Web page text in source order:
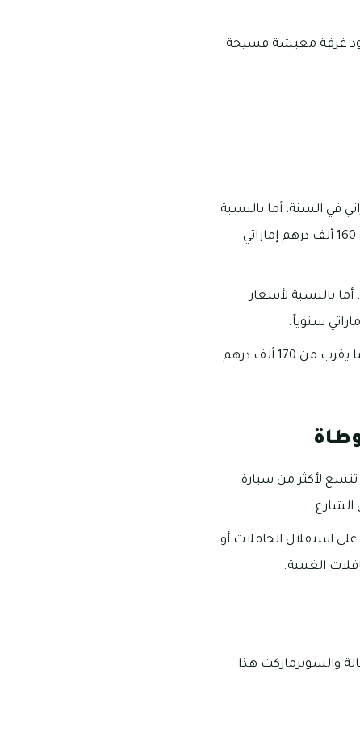
غرفة معيشة فسيحة
من أربعة غرف ما يقرب من 95 ألف درهم إماراتي في السنة، أما بالنسبة
لأسعار إيجارات الفلل الخمسة غرف فإن سعرها الاستئجاري يبلغ 105 ألف وتمتد لتصل إلى 160 ألف درهم إماراتي
ما يقرب من 115 ألف درهم إماراتي، أما بالنسبة لأسعار
تبدأ أسعار إيجارات الفلل الثمان غرف من 120 ألف درهم إماراتي في السنة وتمتد لتصل إلى ما يقرب من 170 ألف درهم
لأكثر من سيارة
الشارع.
استقلال الحافلات أو
الغبيبة.
والسوبرماركت هذا